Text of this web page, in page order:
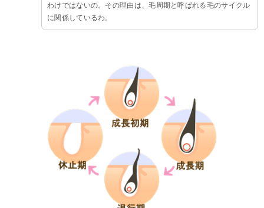
わけではないの。その理由は、毛周期と呼ばれる毛のサイクル
に関係しているわ。